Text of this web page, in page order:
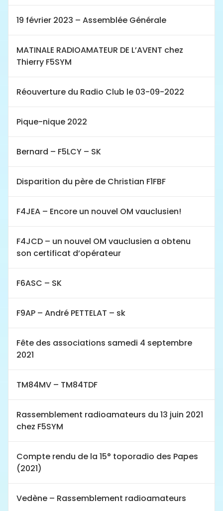
19 février 2023 – Assemblée Générale
MATINALE RADIOAMATEUR DE L’AVENT chez
Thierry F5SYM
Réouverture du Radio Club le 03-09-2022
Pique-nique 2022
Bernard – F5LCY – SK
Disparition du père de Christian F1FBF
F4JEA – Encore un nouvel OM vauclusien!
F4JCD – un nouvel OM vauclusien a obtenu
son certificat d’opérateur
F6ASC – SK
F9AP – André PETTELAT – sk
Fête des associations samedi 4 septembre
2021
TM84MV – TM84TDF
Rassemblement radioamateurs du 13 juin 2021
chez F5SYM
Compte rendu de la 15° toporadio des Papes
(2021)
Vedène – Rassemblement radioamateurs